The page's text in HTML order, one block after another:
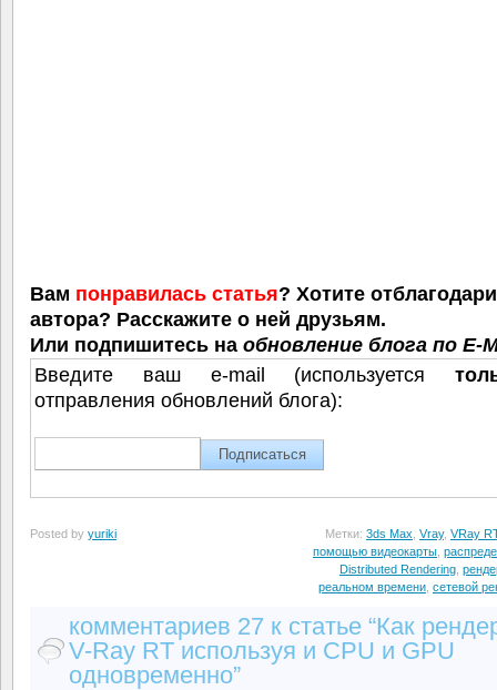
Вам понравилась статья? Хотите
автора? Расскажите о ней друзьям.
Или подпишитесь на обновление блога по E-
Введите ваш e-mail (используется
отправления обновлений блога):
Posted by yuriki Метки: 3ds Max Vray, VRay
помощью видеокарты
Distributed Rendering
реальном времени сетевой
комментариев 27 к статье “Как
V-Ray RT используя и CPU и GPU
одновременно”